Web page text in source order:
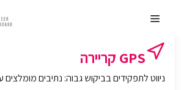
לתוכןMenu
GPS קריירה
ניווט לתפקידים בביקוש גבוה: נתיבים